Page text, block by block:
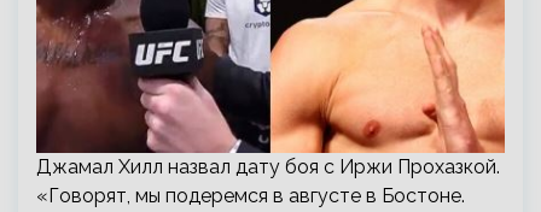
Джамал Хилл назвал дату боя с Иржи Прохазкой.
«Говорят, мы подеремся в августе в Бостоне.